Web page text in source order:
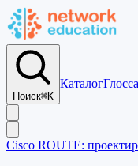
Поиск⌘K
Каталог
Cisco ROUTE: